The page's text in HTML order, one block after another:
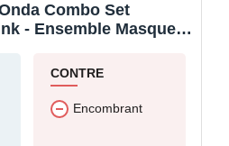
Combo Set
- Ensemble Masque
Rose, Taille
Unisex
CONTRE
Encombrant